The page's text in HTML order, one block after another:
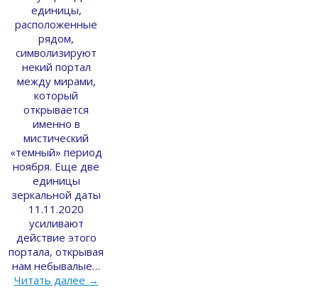
единицы,
расположенные
рядом,
символизируют
некий портал
между мирами,
который
открывается
именно в
мистический
«темный» период
ноября. Еще две
единицы
зеркальной даты
11.11.2020
усиливают
действие этого
портала, открывая
нам небывалые…
Читать далее →